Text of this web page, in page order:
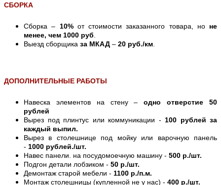
СБОРКА
Сборка – 10%от стоимости заказанного товара, но не
менее, чем 1000 руб
Выезд сборщика за МКАД – 20 руб./км
ДОПОЛНИТЕЛЬНЫЕ РАБОТЫ
Навеска элементов на стену –одно отверстие 50
рублей
Вырез под плинтус или коммуникации - 100 рублей за
каждый выпил.
Вырез в столешнице под мойку или варочную панель
- 1000 рублей./шт.
Навес панели. на посудомоечную машину - 500 р./шт.
Подгон детали лобзиком - 50 р./шт.
Демонтаж старой мебели - 1100 р./п.м.
Монтаж столешницы (купленной не у нас) - 400 р./шт.